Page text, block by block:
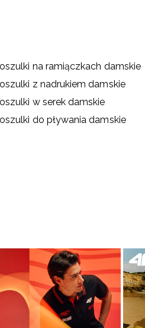
na ramiączkach damskie
z nadrukiem damskie
w serek damskie
do pływania damskie